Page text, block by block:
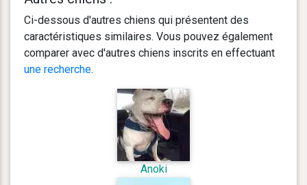
Ci-dessous d'autres chiens qui présentent des
caractéristiques similaires. Vous pouvez également
comparer avec d'autres chiens inscrits en effectuant
une recherche.
Anoki